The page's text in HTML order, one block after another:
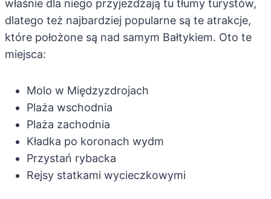
właśnie dla niego przyjeżdżają tu tłumy turystów,
dlatego też najbardziej popularne są te atrakcje,
które położone są nad samym Bałtykiem. Oto te
miejsca:
Molo w Międzyzdrojach
Plaża wschodnia
Plaża zachodnia
Kładka po koronach wydm
Przystań rybacka
Rejsy statkami wycieczkowymi